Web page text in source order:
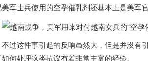
军士兵使用的空孕催乳剂还基本上是美军
不过这件事引起的反响虽然大，但是并没有
何处理这类抗议有着非常丰富的经验。